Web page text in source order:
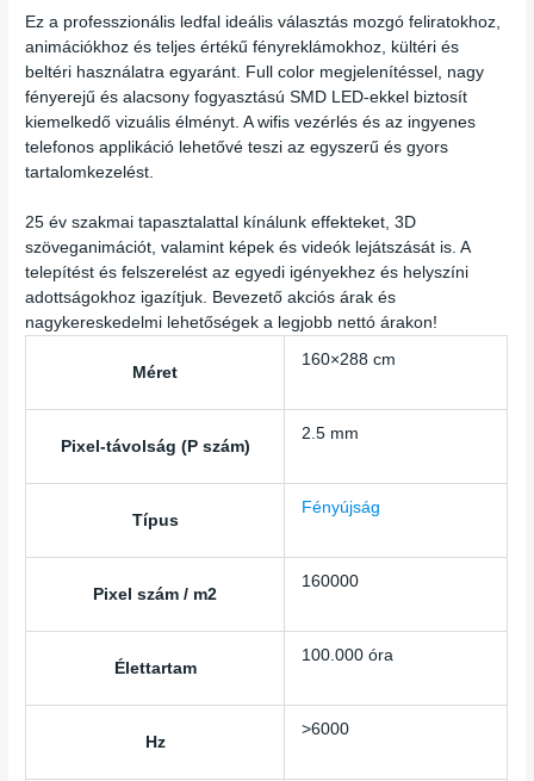
Ez a professzionális ledfal ideális választás mozgó feliratokhoz,
animációkhoz és teljes értékű fényreklámokhoz, kültéri és
beltéri használatra egyaránt. Full color megjelenítéssel, nagy
fényerejű és alacsony fogyasztású SMD LED-ekkel biztosít
kiemelkedő vizuális élményt. A wifis vezérlés és az ingyenes
telefonos applikáció lehetővé teszi az egyszerű és gyors
tartalomkezelést.
25 év szakmai tapasztalattal kínálunk effekteket, 3D
szöveganimációt, valamint képek és videók lejátszását is. A
telepítést és felszerelést az egyedi igényekhez és helyszíni
adottságokhoz igazítjuk. Bevezető akciós árak és
nagykereskedelmi lehetőségek a legjobb nettó árakon!
Méret
160×288 cm
Pixel-távolság (P szám)
2.5 mm
Típus
Fényújság
Pixel szám / m2
160000
Élettartam
100.000 óra
Hz
>6000